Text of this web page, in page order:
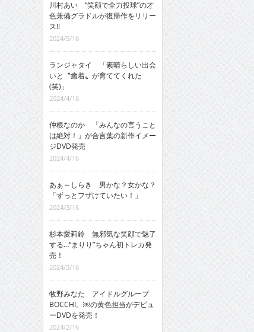
川村あい “笑顔で全力投球”の才
色兼備グラドルが復帰作をリリー
ス!!
2024/5/16
ランジャタイ 「素晴らしい出会
いと〝癒着〟が育ててくれた
(笑)」
2024/4/16
仲根なのか 「みんなの言うこと
は絶対！」が合言葉の新作イメー
ジDVD発売
2024/4/16
あぁ～しらき 男かな？女かな？
「ずっとフザけていたい！」
2024/3/16
杉本愛莉鈴 無邪気な笑顔で魅了
する…“まりり”ちゃん初トレカ発
売！
2024/3/16
牧野みなた アイドルグループ
BOCCHI。￼の黄色担当がデビュ
ーDVDを発売！
2024/2/16